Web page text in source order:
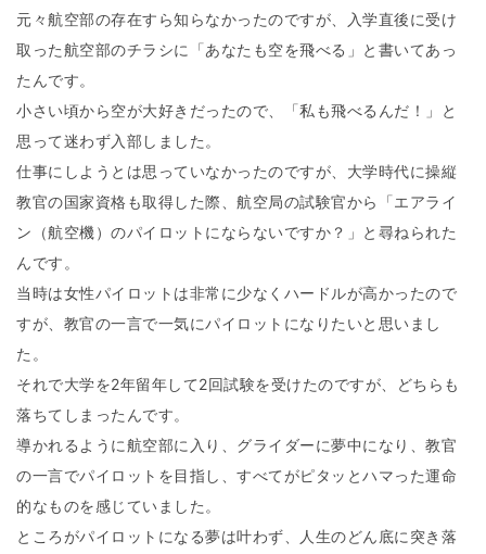
元々航空部の存在すら知らなかったのですが、入学直後に受け
取った航空部のチラシに「あなたも空を飛べる」と書いてあっ
たんです。
小さい頃から空が大好きだったので、「私も飛べるんだ！」と
思って迷わず入部しました。
仕事にしようとは思っていなかったのですが、大学時代に操縦
教官の国家資格も取得した際、航空局の試験官から「エアライ
ン（航空機）のパイロットにならないですか？」と尋ねられた
んです。
当時は女性パイロットは非常に少なくハードルが高かったので
すが、教官の一言で一気にパイロットになりたいと思いまし
た。
それで大学を2年留年して2回試験を受けたのですが、どちらも
落ちてしまったんです。
導かれるように航空部に入り、グライダーに夢中になり、教官
の一言でパイロットを目指し、すべてがピタッとハマった運命
的なものを感じていました。
ところがパイロットになる夢は叶わず、人生のどん底に突き落